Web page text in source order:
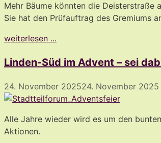
Mehr Bäume könnten die
Sie hat den Prüfauftrag des Gremiums
weiterlesen ...
Linden-Süd im Advent – sei
24. November 202524. November 2025
Alle Jahre wieder wird es um den
Aktionen.